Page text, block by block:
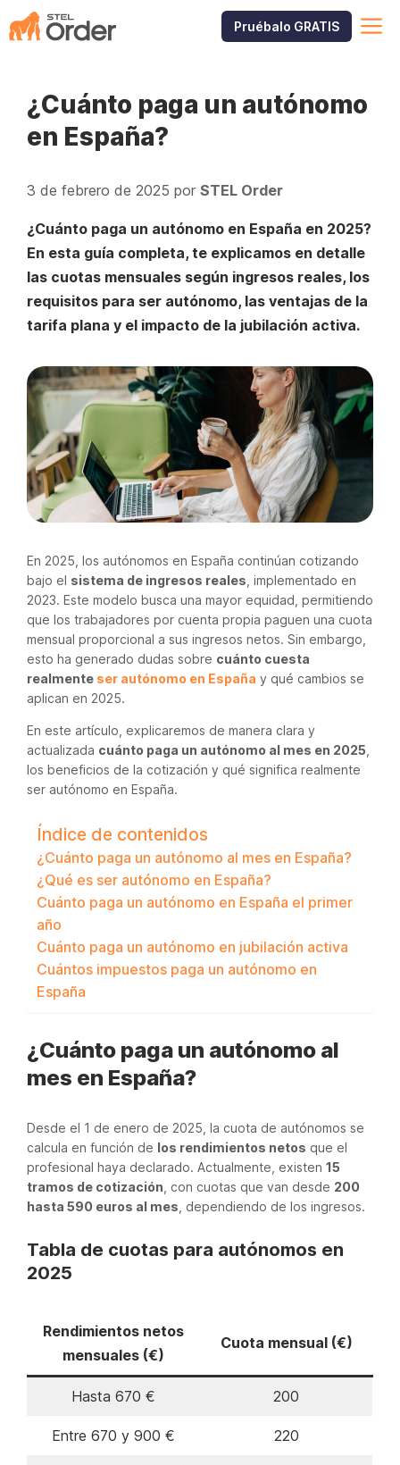
Saltar
al
Pruébalo GRATIS
¿Cuánto paga un autónomo
en España?
3 de febrero de 2025 por STEL Order
¿Cuánto paga un autónomo en España en 2025?
En esta guía completa, te explicamos en detalle
las cuotas mensuales según ingresos reales, los
requisitos para ser autónomo, las ventajas de la
tarifa plana y el impacto de la jubilación activa.
En 2025, los autónomos en España continúan cotizando
bajo el sistema de ingresos reales , implementado en
2023. Este modelo busca una mayor equidad, permitiendo
que los trabajadores por cuenta propia paguen una cuota
mensual proporcional a sus ingresos netos. Sin embargo,
esto ha generado dudas sobre cuánto cuesta
realmente ser autónomo en España y qué cambios se
aplican en 2025.
En este artículo, explicaremos de manera clara y
actualizada cuánto paga un autónomo al mes en 2025
los beneficios de la cotización y qué significa realmente
ser autónomo en España.
Índice de contenidos
¿Cuánto paga un autónomo al mes en España?
¿Qué es ser autónomo en España?
Cuánto paga un autónomo en España el primer
año
Cuánto paga un autónomo en jubilación activa
Cuántos impuestos paga un autónomo en
España
¿Cuánto paga un autónomo al
mes en España?
Desde el 1 de enero de 2025, la cuota de autónomos se
calcula en función de los rendimientos netos que el
profesional haya declarado. Actualmente, existen 15
tramos de cotización , con cuotas que van desde 200
hasta 590 euros al mes , dependiendo de los ingresos.
Tabla de cuotas para autónomos en
2025
Rendimientos netos
mensuales (€)
Cuota mensual (€)
Hasta 670 € 200
Entre 670 y 900 € 220